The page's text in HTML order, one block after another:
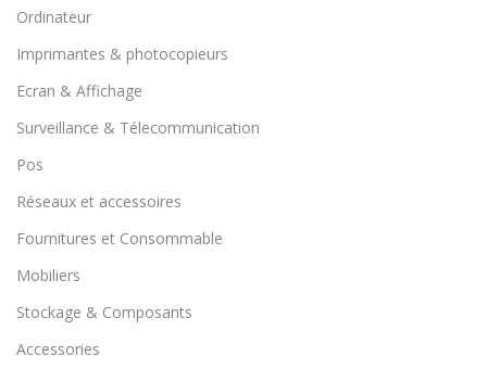
Ordinateur
Imprimantes & photocopieurs
Ecran & Affichage
Surveillance & Télecommunication
Pos
Réseaux et accessoires
Fournitures et Consommable
Mobiliers
Stockage & Composants
Accessories